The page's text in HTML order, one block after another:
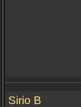
Sirio B